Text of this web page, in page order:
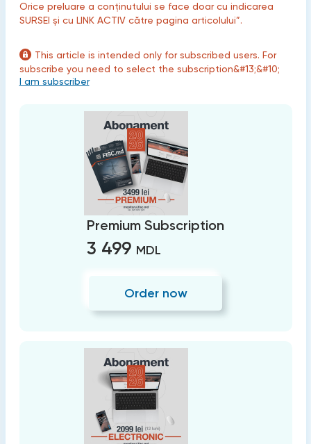
Orice preluare a conținutului se face doar cu indicarea
SURSEI și cu LINK ACTIV către pagina articolului”.
This article is intended only for subscribed users. For
subscribe you need to select the subscription&#13;&#10;
I am subscriber
Premium Subscription
3 499 MDL
Order now